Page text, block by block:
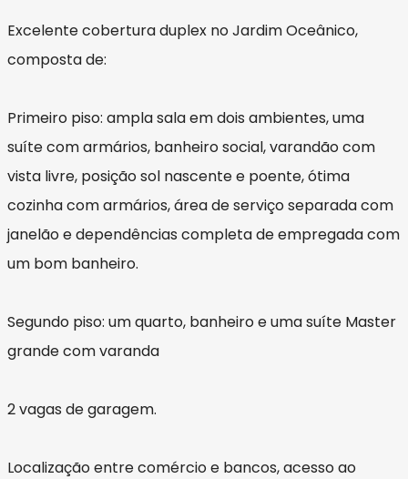
Excelente cobertura duplex no Jardim Oceânico,
composta de:
Primeiro piso: ampla sala em dois ambientes, uma
suíte com armários, banheiro social, varandão com
vista livre, posição sol nascente e poente, ótima
cozinha com armários, área de serviço separada com
janelão e dependências completa de empregada com
um bom banheiro.
Segundo piso: um quarto, banheiro e uma suíte Master
grande com varanda
2 vagas de garagem.
Localização entre comércio e bancos, acesso ao